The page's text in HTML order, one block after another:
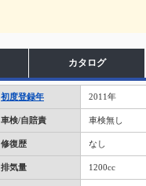
カタログ
初度登録年 2011年
車検/自賠責 車検無し
修復歴 なし
排気量 1200cc